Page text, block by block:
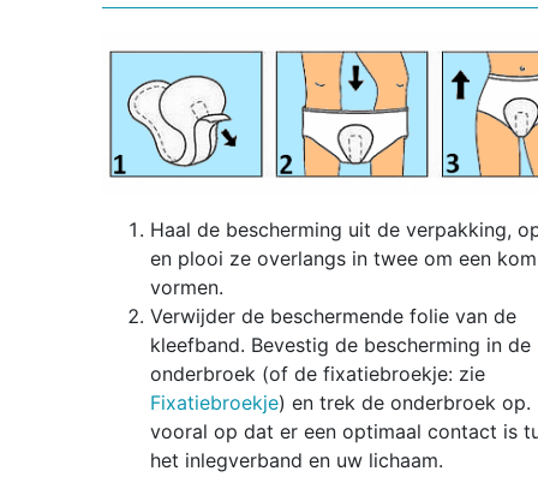
Haal de bescherming uit de verpakking,
en plooi ze overlangs in twee om een
vormen.
Verwijder de beschermende folie van de
kleefband. Bevestig de bescherming in de
onderbroek (of de fixatiebroekje: zie
Fixatiebroekje) en trek de onderbroek op.
vooral op dat er een optimaal contact is
het inlegverband en uw lichaam.